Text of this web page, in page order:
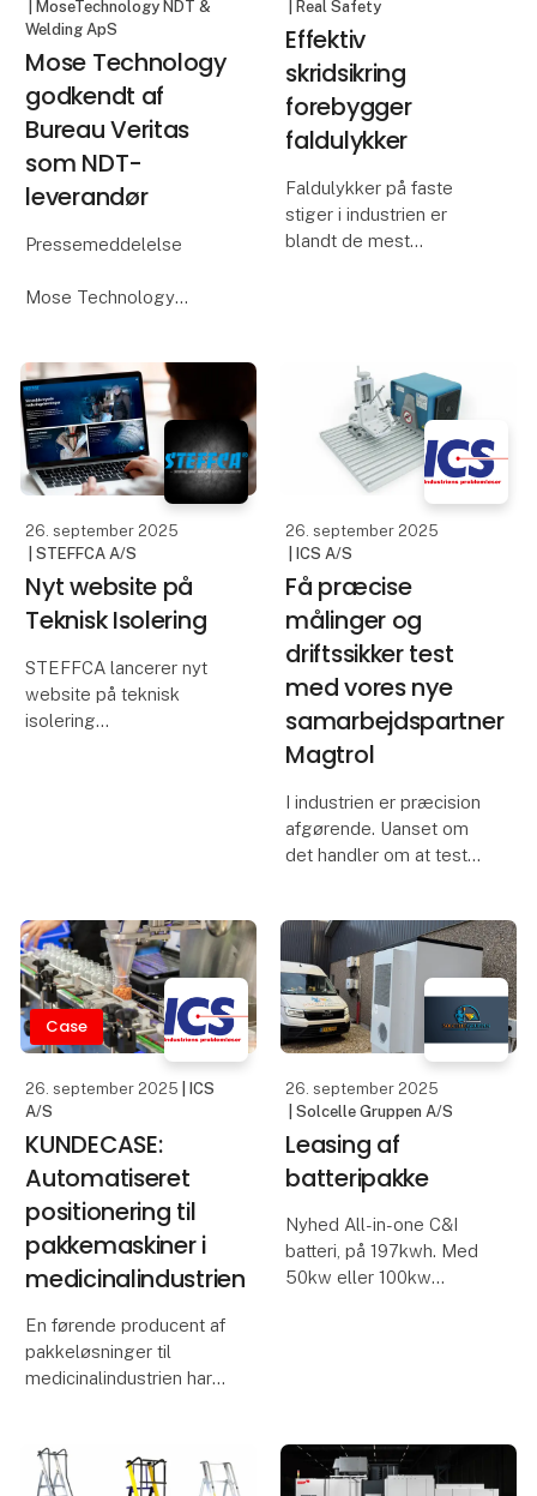
| MoseTechnology NDT &
Welding ApS
Mose Technology
godkendt af
Bureau Veritas
som NDT-
leverandør
Pressemeddelelse
Mose Technology
leverandør
Herning, 30. september
2025
Det er med stor glæde,
at Mose Technology kan
offentliggøre, at
virksomheden i dag h
| Real Safety
Effektiv
skridsikring
forebygger
faldulykker
Faldulykker på faste
stiger i industrien er
blandt de mest
og konsekvenserne kan
være alvorlige både
26. september 2025
| STEFFCA A/S
Nyt website på
Teknisk Isolering
STEFFCA lancerer nyt
website på teknisk
isolering
Her finder du
skræddersyede isole
26. september 2025
| ICS A/S
Få præcise
målinger og
driftssikker test
med vores nye
samarbejdspartner
Magtrol
I industrien er præcision
afgørende. Uanset om
det handler om at teste
værktøjer eller overvåge
belastning og vægt i
løftesystemer, er det
afgørende med
måleudstyr, d
Case
26. september 2025
| ICS
A/S
KUNDECASE:
Automatiseret
positionering til
pakkemaskiner i
medicinalindustrien
En førende producent af
pakkeløsninger til
medicinalindustrien har
med intelligente
aktuatorer og
26. september 2025
| Solcelle Gruppen A/S
Leasing af
batteripakke
Nyhed All-in-one C&I
batteri, på 197kwh. Med
50kw eller 100kw
hjælper fra start til slut.